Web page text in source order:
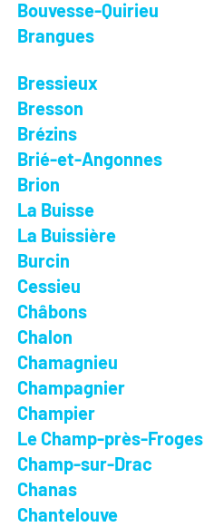
Bouvesse-Quirieu
Brangues
Bressieux
Bresson
Brézins
Brié-et-Angonnes
Brion
La Buisse
La Buissière
Burcin
Cessieu
Châbons
Chalon
Chamagnieu
Champagnier
Champier
Le Champ-près-Froges
Champ-sur-Drac
Chanas
Chantelouve